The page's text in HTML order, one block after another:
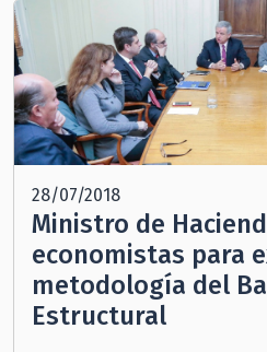
28/07/2018
Ministro de
economistas para
metodología del
Estructural